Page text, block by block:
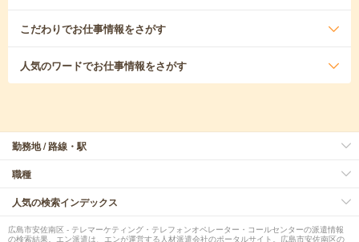
こだわりでお仕事情報をさがす
人気のワードでお仕事情報をさがす
勤務地 / 路線・駅
職種
人気の検索インデックス
広島市安佐南区 - テレマーケティング・テレフォンオペレーター・コールセンターの派遣情報
の検索結果。エン派遣は、エンが運営する人材派遣会社のポータルサイト。広島市安佐南区の